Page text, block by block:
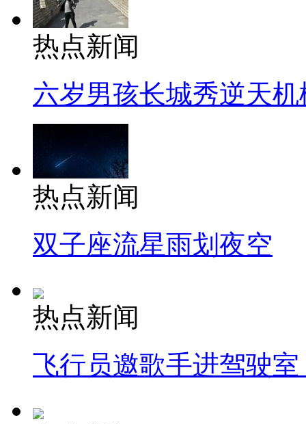
热点新闻
六岁男孩长城秀逆天机
热点新闻
双子座流星雨划夜空
热点新闻
飞行员邀歌手进驾驶